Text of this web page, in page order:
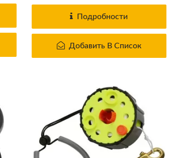
Подробности
Добавить В Список